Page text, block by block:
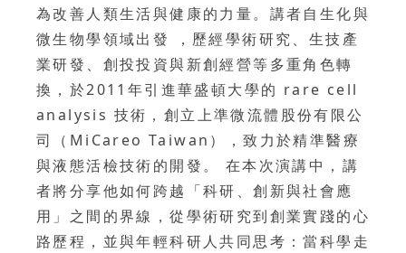
為改善人類生活與健康的力量。講者自生化與
微生物學領域出發 ，歷經學術研究、生技產
業研發、創投投資與新創經營等多重角色轉
換，於2011年引進華盛頓大學的 rare cell
analysis 技術，創立上準微流體股份有限公
司（MiCareo Taiwan），致力於精準醫療
與液態活檢技術的開發。 在本次演講中，講
者將分享他如何跨越「科研、創新與社會應
用」之間的界線，從學術研究到創業實踐的心
路歷程，並與年輕科研人共同思考：當科學走